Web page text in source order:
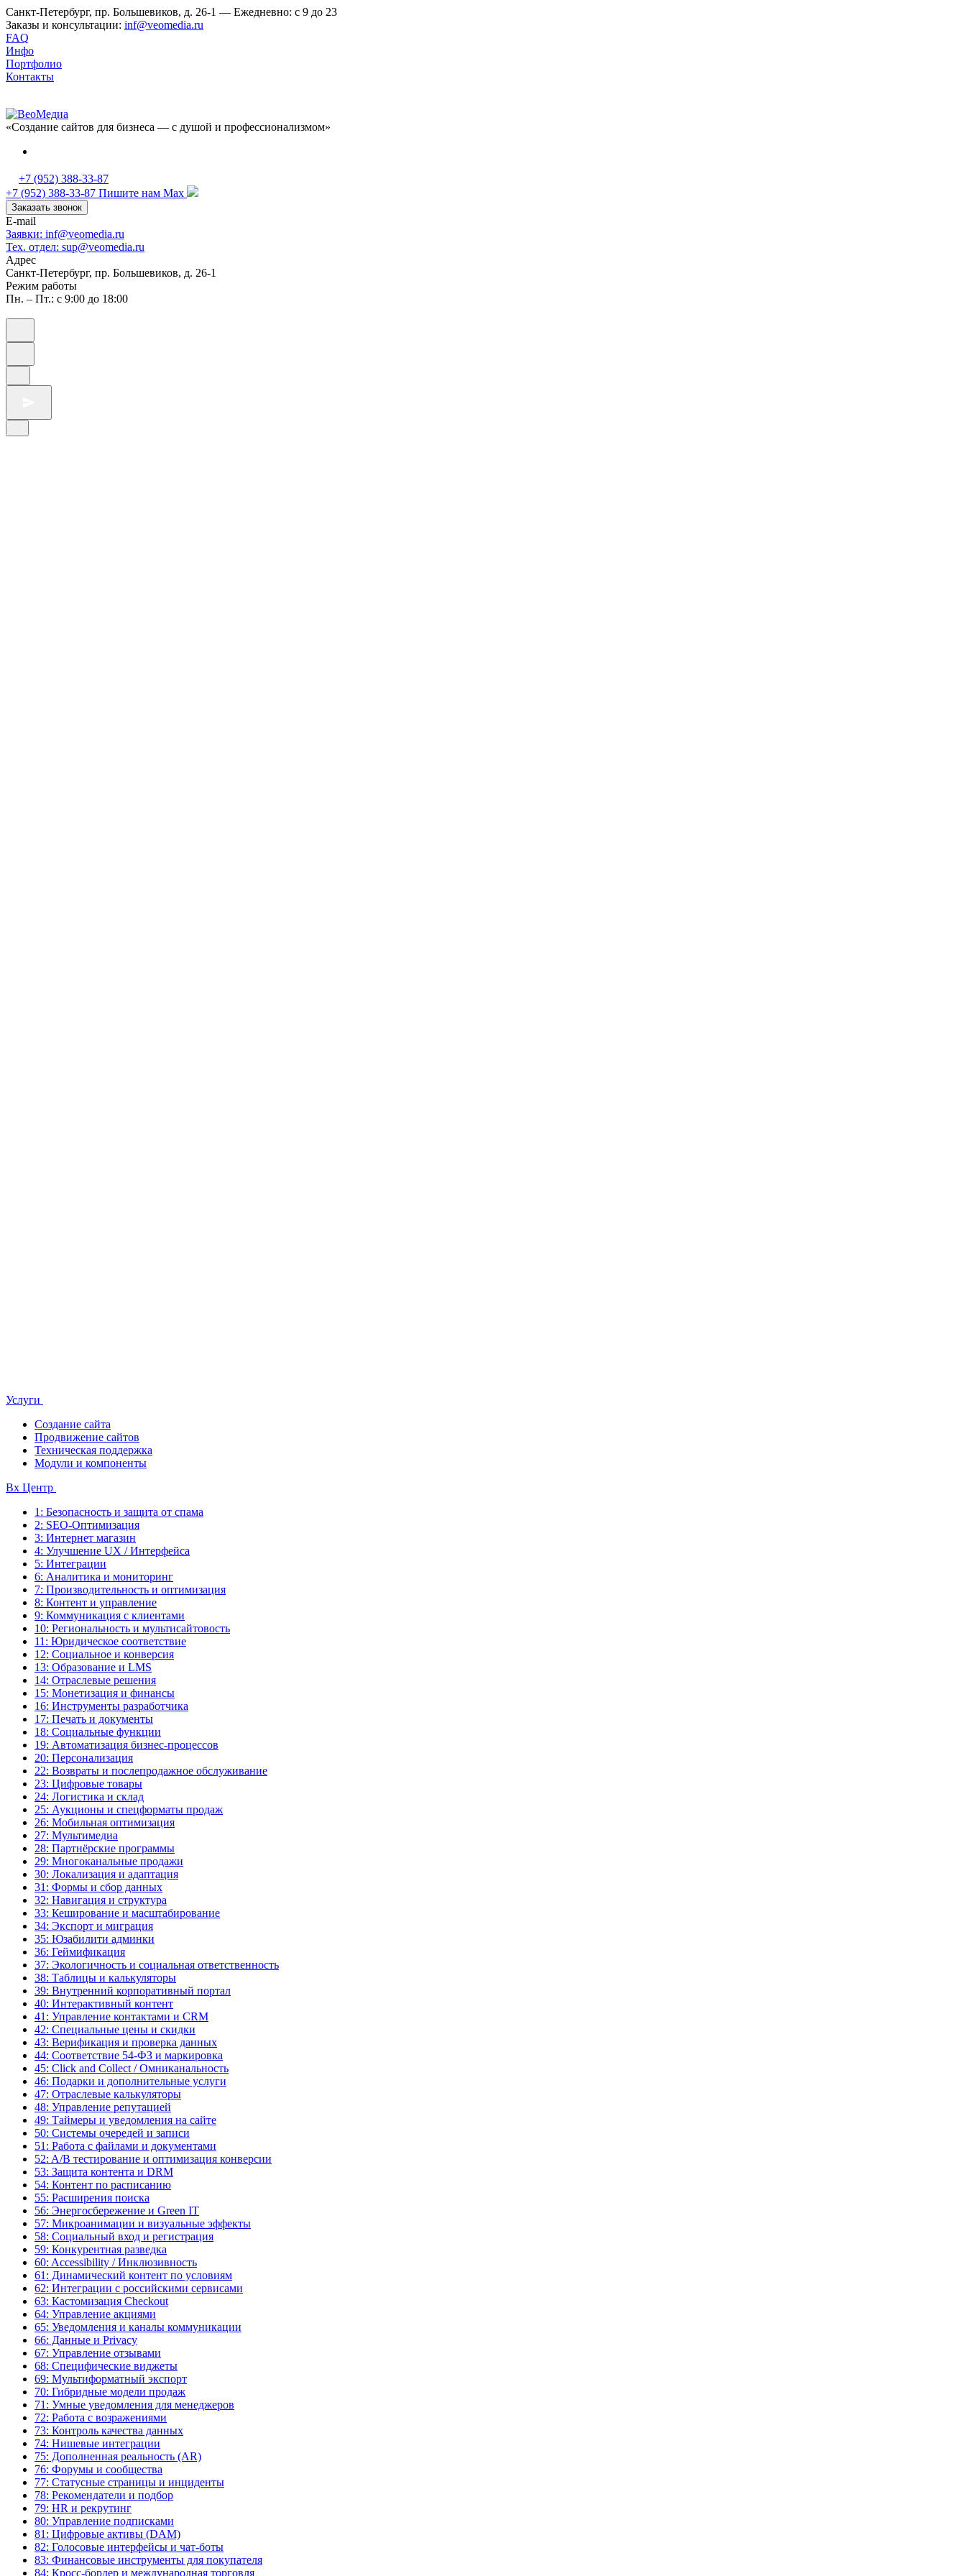
Санкт-Петербург, пр. Большевиков, д. 26-1 — Ежедневно: с 9 до 23
Заказы и консультации: inf@veomedia.ru
FAQ
Инфо
Портфолио
Контакты
«Создание сайтов для бизнеса — с душой и профессионализмом»
+7 (952) 388-33-87
+7 (952) 388-33-87 Пишите нам Max
Заказать звонок
E-mail
Заявки: inf@veomedia.ru
Тех. отдел: sup@veomedia.ru
Адрес
Санкт-Петербург, пр. Большевиков, д. 26-1
Режим работы
Пн. – Пт.: с 9:00 до 18:00
Услуги
Создание сайта
Продвижение сайтов
Техническая поддержка
Модули и компоненты
Bx Центр
1: Безопасность и защита от спама
2: SEO-Оптимизация
3: Интернет магазин
4: Улучшение UX / Интерфейса
5: Интеграции
6: Аналитика и мониторинг
7: Производительность и оптимизация
8: Контент и управление
9: Коммуникация с клиентами
10: Региональность и мультисайтовость
11: Юридическое соответствие
12: Социальное и конверсия
13: Образование и LMS
14: Отраслевые решения
15: Монетизация и финансы
16: Инструменты разработчика
17: Печать и документы
18: Социальные функции
19: Автоматизация бизнес-процессов
20: Персонализация
22: Возвраты и послепродажное обслуживание
23: Цифровые товары
24: Логистика и склад
25: Аукционы и спецформаты продаж
26: Мобильная оптимизация
27: Мультимедиа
28: Партнёрские программы
29: Многоканальные продажи
30: Локализация и адаптация
31: Формы и сбор данных
32: Навигация и структура
33: Кеширование и масштабирование
34: Экспорт и миграция
35: Юзабилити админки
36: Геймификация
37: Экологичность и социальная ответственность
38: Таблицы и калькуляторы
39: Внутренний корпоративный портал
40: Интерактивный контент
41: Управление контактами и CRM
42: Специальные цены и скидки
43: Верификация и проверка данных
44: Соответствие 54-ФЗ и маркировка
45: Click and Collect / Омниканальность
46: Подарки и дополнительные услуги
47: Отраслевые калькуляторы
48: Управление репутацией
49: Таймеры и уведомления на сайте
50: Системы очередей и записи
51: Работа с файлами и документами
52: A/B тестирование и оптимизация конверсии
53: Защита контента и DRM
54: Контент по расписанию
55: Расширения поиска
56: Энергосбережение и Green IT
57: Микроанимации и визуальные эффекты
58: Социальный вход и регистрация
59: Конкурентная разведка
60: Accessibility / Инклюзивность
61: Динамический контент по условиям
62: Интеграции с российскими сервисами
63: Кастомизация Checkout
64: Управление акциями
65: Уведомления и каналы коммуникации
66: Данные и Privacy
67: Управление отзывами
68: Специфические виджеты
69: Мультиформатный экспорт
70: Гибридные модели продаж
71: Умные уведомления для менеджеров
72: Работа с возражениями
73: Контроль качества данных
74: Нишевые интеграции
75: Дополненная реальность (AR)
76: Форумы и сообщества
77: Статусные страницы и инциденты
78: Рекомендатели и подбор
79: HR и рекрутинг
80: Управление подписками
81: Цифровые активы (DAM)
82: Голосовые интерфейсы и чат-боты
83: Финансовые инструменты для покупателя
84: Кросс-бордер и международная торговля